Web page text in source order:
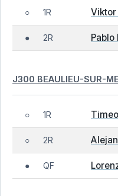
○ 1R
● 2R
J300 BEAULIEU-SUR-
○ 1R
○ 2R
● QF